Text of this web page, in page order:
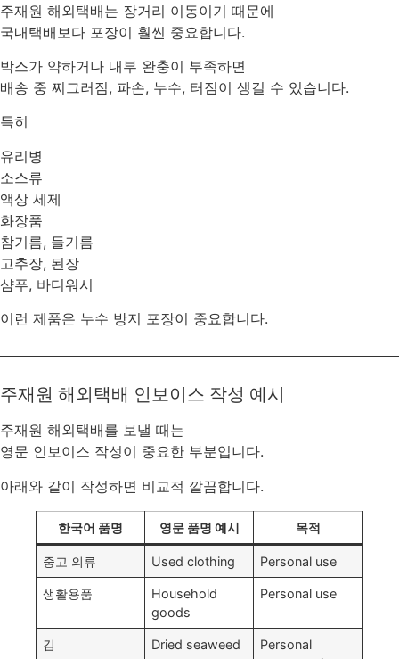
주재원 해외택배는 장거리 이동이기 때문에
국내택배보다 포장이 훨씬 중요합니다.
박스가 약하거나 내부 완충이 부족하면
배송 중 찌그러짐, 파손, 누수, 터짐이 생길 수 있습니다.
특히
유리병
소스류
액상 세제
화장품
참기름, 들기름
고추장, 된장
샴푸, 바디워시
이런 제품은 누수 방지 포장이 중요합니다.
주재원 해외택배 인보이스 작성 예시
주재원 해외택배를 보낼 때는
영문 인보이스 작성이 중요한 부분입니다.
아래와 같이 작성하면 비교적 깔끔합니다.
한국어 품명 영문 품명 예시 목적
중고 의류 Used clothing Personal use
생활용품
Household
goods
Personal use
김 Dried seaweed
Personal